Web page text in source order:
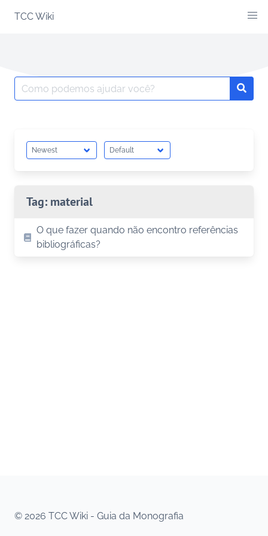
TCC Wiki
Search
for:
Tag: material
O que fazer quando não encontro referências
bibliográficas?
© 2026 TCC Wiki - Guia da Monografia